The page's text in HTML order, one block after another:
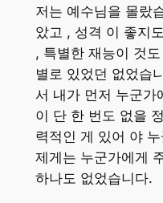
저는 예수님을 몰랐
았고 , 성격 이 좋지
, 특별한 재능이 것
별로 있었던 없었습
서 내가 먼저 누군가
이 단 한 번도 없을
력적인 게 있어 야
제게는 누군가에게
하나도 없었습니다.